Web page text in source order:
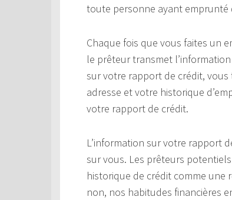
toute personne ayant emprunté
Chaque fois que vous faites un
le prêteur transmet
sur votre rapport de crédit,
adresse et votre historique
votre rapport de crédit.
L’information sur votre rapport
sur vous. Les prêteurs
historique de crédit comme une
non, nos habitudes financières